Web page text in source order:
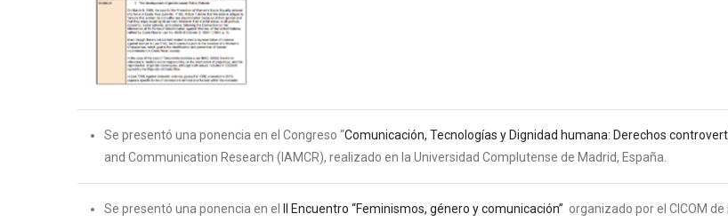
Se presentó una ponencia en el Congreso “Comunicación, Tecnologías y Dignidad humana: Derechos
and Communication Research (IAMCR), realizado en la Universidad Complutense de Madrid, España.
Se presentó una ponencia en el II Encuentro “Feminismos, género y comunicación” organizado por el CICOM de